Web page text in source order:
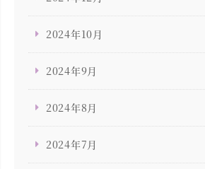
2024年10月
2024年9月
2024年8月
2024年7月